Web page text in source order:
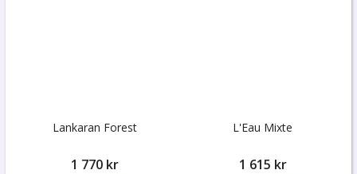
Lankaran Forest
1 770 kr
L'Eau Mixte
1 615 kr